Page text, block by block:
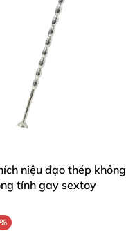
niệu đạo thép không
tính gay sextoy